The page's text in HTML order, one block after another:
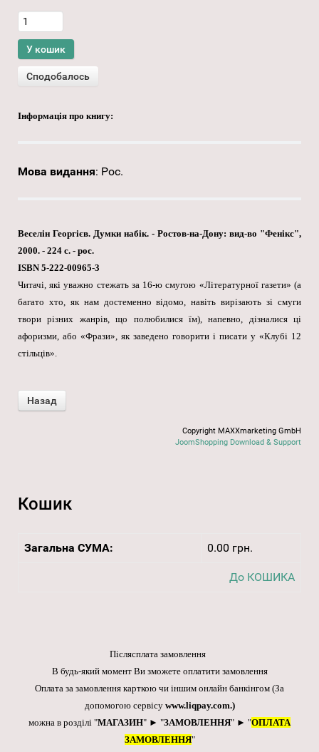
Інформація про книгу:
Мова видання: Рос.
Веселін Георгієв. Думки набік. - Ростов-на-Дону: вид-во "Фенікс",
2000. - 224 с. - рос.
ISBN 5-222-00965-3
Читачі, які уважно стежать за 16-ю смугою «Літературної газети» (а
багато хто, як нам достеменно відомо, навіть вирізають зі смуги
твори різних жанрів, що полюбилися їм), напевно, дізналися ці
афоризми, або «Фрази», як заведено говорити і писати у «Клубі 12
стільців».
Copyright MAXXmarketing GmbH
JoomShopping Download & Support
Кошик
Загальна СУМА: 0.00 грн.
До КОШИКА
Післясплата замовлення
В будь-який момент Ви зможете оплатити замовлення
Оплата за замовлення карткою чи іншим онлайн банкінгом (За
допомогою сервісу www.liqpay.com.)
можна в розділі "МАГАЗИН" ► "ЗАМОВЛЕННЯ" ► "ОПЛАТА
ЗАМОВЛЕННЯ"